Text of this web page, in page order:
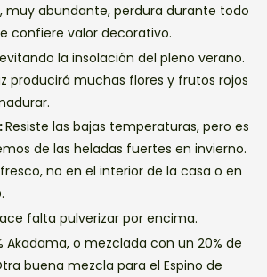
muy abundante, perdura durante todo
confiere valor decorativo.
la insolación del pleno verano.
producirá muchas flores y frutos rojos
Resiste las bajas temperaturas, pero es
de las heladas fuertes en invierno.
no en el interior de la casa o en
falta pulverizar por encima.
Akadama, o mezclada con un 20% de
buena mezcla para el Espino de